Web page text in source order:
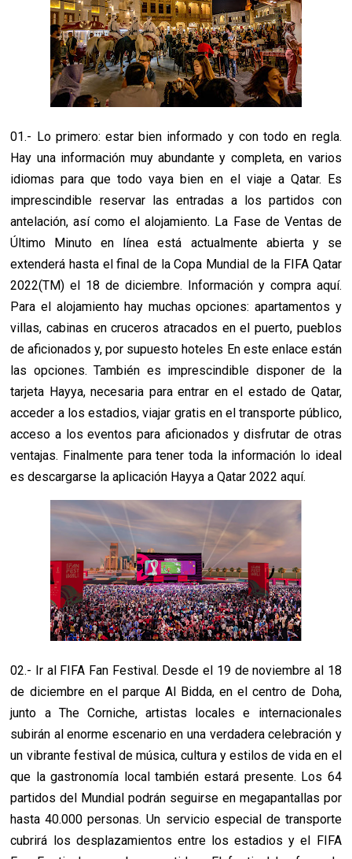
01.- Lo primero: estar bien informado y con todo en regla.
Hay una información muy abundante y completa, en varios
idiomas para que todo vaya bien en el viaje a Qatar. Es
imprescindible reservar las entradas a los partidos con
antelación, así como el alojamiento. La Fase de Ventas de
Último Minuto en línea está actualmente abierta y se
extenderá hasta el final de la Copa Mundial de la FIFA Qatar
2022(TM) el 18 de diciembre. Información y compra aquí.
Para el alojamiento hay muchas opciones: apartamentos y
villas, cabinas en cruceros atracados en el puerto, pueblos
de aficionados y, por supuesto hoteles En este enlace están
las opciones. También es imprescindible disponer de la
tarjeta Hayya, necesaria para entrar en el estado de Qatar,
acceder a los estadios, viajar gratis en el transporte público,
acceso a los eventos para aficionados y disfrutar de otras
ventajas. Finalmente para tener toda la información lo ideal
es descargarse la aplicación Hayya a Qatar 2022 aquí.
02.- Ir al FIFA Fan Festival. Desde el 19 de noviembre al 18
de diciembre en el parque Al Bidda, en el centro de Doha,
junto a The Corniche, artistas locales e internacionales
subirán al enorme escenario en una verdadera celebración y
un vibrante festival de música, cultura y estilos de vida en el
que la gastronomía local también estará presente. Los 64
partidos del Mundial podrán seguirse en megapantallas por
hasta 40.000 personas. Un servicio especial de transporte
cubrirá los desplazamientos entre los estadios y el FIFA